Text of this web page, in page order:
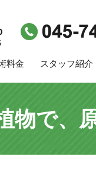
料金 スタッフ紹介
で、